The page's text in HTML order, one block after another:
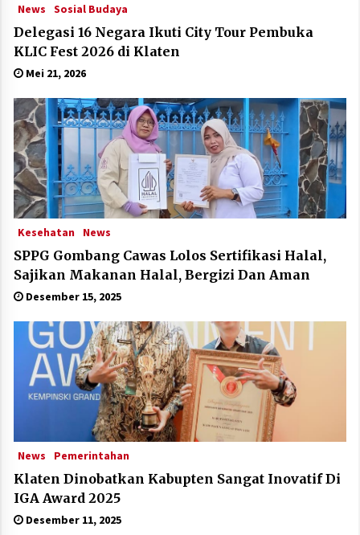
News Sosial Budaya
Delegasi 16 Negara Ikuti City Tour Pembuka
KLIC Fest 2026 di Klaten
Mei 21, 2026
Kesehatan News
SPPG Gombang Cawas Lolos Sertifikasi Halal,
Sajikan Makanan Halal, Bergizi Dan Aman
Desember 15, 2025
News Pemerintahan
Klaten Dinobatkan Kabupten Sangat Inovatif Di
IGA Award 2025
Desember 11, 2025